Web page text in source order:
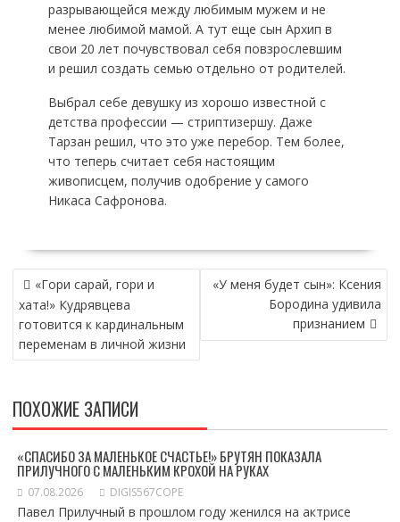
разрывающейся между любимым мужем и не
менее любимой мамой. А тут еще сын Архип в
свои 20 лет почувствовал себя повзрослевшим
и решил создать семью отдельно от родителей.
Выбрал себе девушку из хорошо известной с
детства профессии — стриптизершу. Даже
Тарзан решил, что это уже перебор. Тем более,
что теперь считает себя настоящим
живописцем, получив одобрение у самого
Никаса Сафронова.
НАВИГАЦИЯ
ПО
ЗАПИСЯМ
«Гори сарай, гори и
хата!» Кудрявцева
готовится к кардинальным
переменам в личной жизни
«У меня будет сын»: Ксения
Бородина удивила
признанием
ПОХОЖИЕ ЗАПИСИ
«СПАСИБО ЗА МАЛЕНЬКОЕ СЧАСТЬЕ!» БРУТЯН ПОКАЗАЛА
ПРИЛУЧНОГО С МАЛЕНЬКИМ КРОХОЙ НА РУКАХ
07.08.2026 DIGIS567COPE
Павел Прилучный в прошлом году женился на актрисе